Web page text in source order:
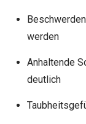
werden
Anhaltende
deutlich